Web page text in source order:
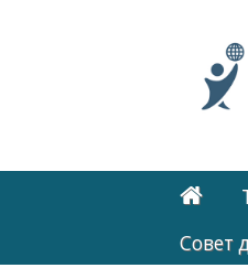
Cовет